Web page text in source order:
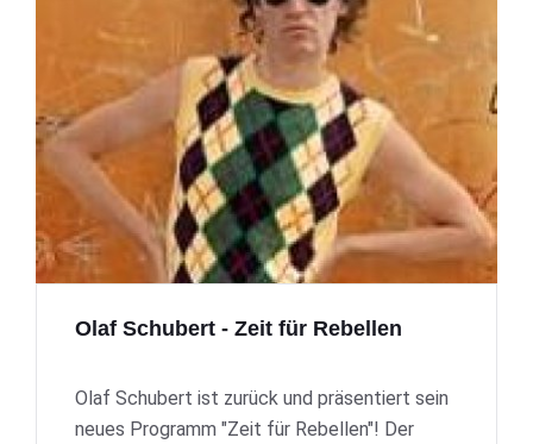
Olaf Schubert - Zeit für Rebellen
Olaf Schubert ist zurück und präsentiert sein
neues Programm "Zeit für Rebellen"! Der